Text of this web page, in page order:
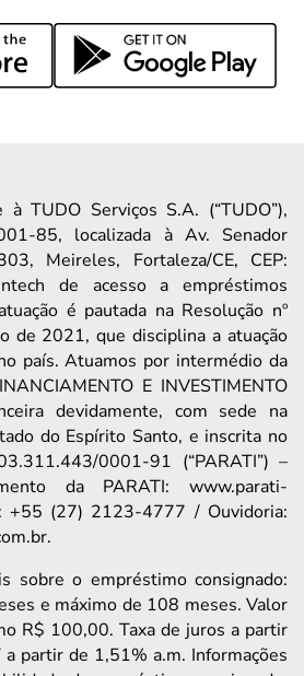
TUDO Serviços S.A. (“TUDO”),
85, localizada à Av. Senador
Meireles, Fortaleza/CE, CEP:
de acesso a empréstimos
é pautada na Resolução nº
de 2021, que disciplina a atuação
país. Atuamos por intermédio da
E INVESTIMENTO
devidamente, com sede na
do Espírito Santo, e inscrita no
0001-91 (“PARATI”) –
da PARATI: www.parati-
+55 (27) 2123-4777 / Ouvidoria:
sobre o empréstimo consignado:
e máximo de 108 meses. Valor
R$ 100,00. Taxa de juros a partir
partir de 1,51% a.m. Informações